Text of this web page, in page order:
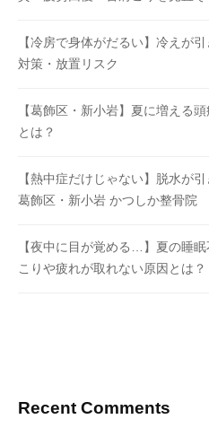
【冷房で身体がだるい】冷えが
対策・放置リスク
【葛飾区・新小岩】夏に増える
とは？
【熱中症だけじゃない】脱水が
葛飾区・新小岩 かつしか整骨院
【夜中に目が覚める…】夏の睡
こりや疲れが取れない原因とは？
Recent Comments